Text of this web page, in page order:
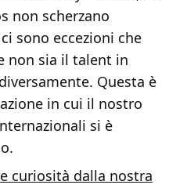
non scherzano
sono eccezioni che
non sia il talent in
Questa è
in cui il nostro
si è
curiosità dalla nostra